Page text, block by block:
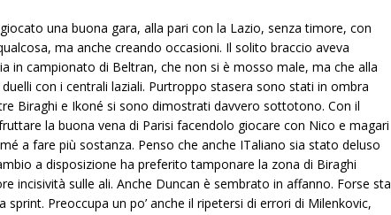
una buona gara, alla pari con la Lazio, senza timore, con
ma anche creando occasioni. Il solito braccio aveva
in campionato di Beltran, che non si è mosso male, ma che alla
con i centrali laziali. Purtroppo stasera sono stati in ombra
Biraghi e Ikoné si sono dimostrati davvero sottotono. Con il
la buona vena di Parisi facendolo giocare con Nico e magari
a fare più sostanza. Penso che anche ITaliano sia stato deluso
a disposizione ha preferito tamponare la zona di Biraghi
incisività sulle ali. Anche Duncan è sembrato in affanno. Forse sta
sprint. Preoccupa un po’ anche il ripetersi di errori di Milenkovic,